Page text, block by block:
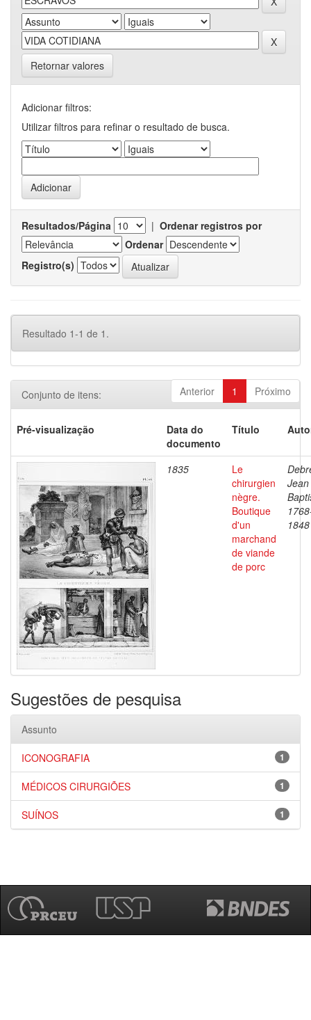
Retornar valores
Adicionar filtros:
Utilizar filtros para refinar o resultado de busca.
Resultados/Página | Ordenar registros por
Ordenar
Registro(s)
Resultado 1-1 de 1.
Anterior 1 Próximo
Conjunto de itens:
Pré-visualização
Data do
documento
Título
1835
Le
chirurgien
nègre.
Boutique
d'un
marchand
de viande
de porc
Jean
1848
Sugestões de pesquisa
Assunto
1
ICONOGRAFIA
1
MÉDICOS CIRURGIÕES
1
SUÍNOS